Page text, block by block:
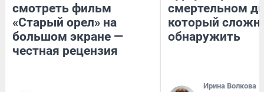
смотреть фильм
«Старый орел» на
большом экране —
честная рецензия
смертельном
который
обнаружить
Ирина Волкова